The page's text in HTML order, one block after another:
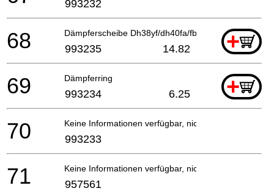
993232
Dämpferscheibe Dh38yf/dh40fa/fb +
68 993235 14.82
Dämpferring +
69 993234 6.25
Keine Informationen verfügbar, nicht bestellbar
70 993233
Keine Informationen verfügbar, nicht bestellbar
71 957561